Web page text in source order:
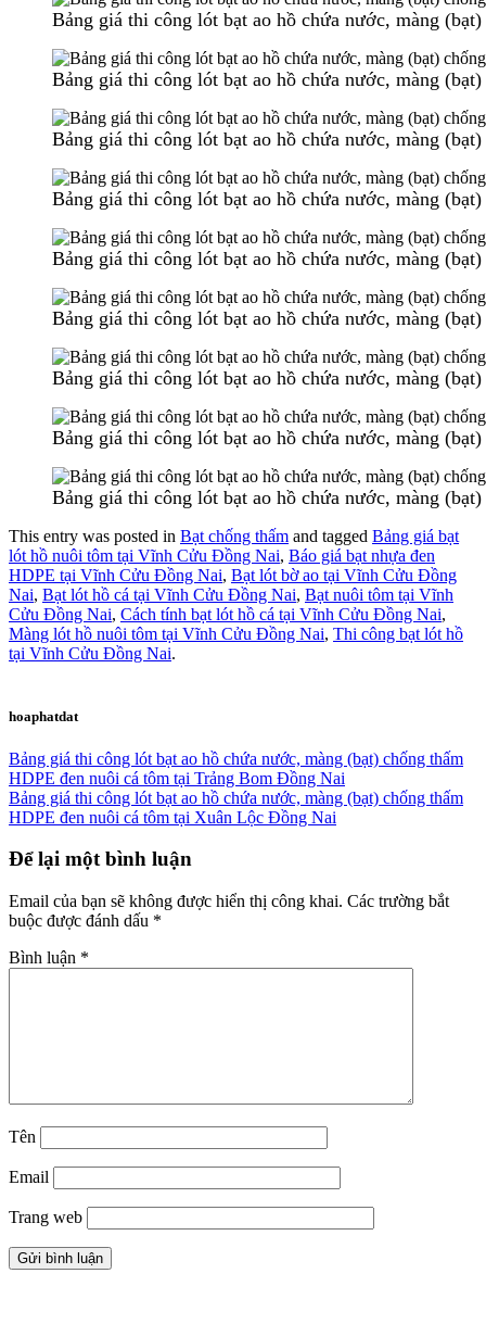
Bảng giá thi công lót bạt ao hồ chứa nước, màng
Bảng giá thi công lót bạt ao hồ chứa nước, màng
Bảng giá thi công lót bạt ao hồ chứa nước, màng
Bảng giá thi công lót bạt ao hồ chứa nước, màng
Bảng giá thi công lót bạt ao hồ chứa nước, màng
Bảng giá thi công lót bạt ao hồ chứa nước, màng
Bảng giá thi công lót bạt ao hồ chứa nước, màng
Bảng giá thi công lót bạt ao hồ chứa nước, màng
Bảng giá thi công lót bạt ao hồ chứa nước, màng
This entry was posted in Bạt chống thấm and tagged Bảng giá bạt
lót hồ nuôi tôm tại Vĩnh Cửu Đồng Nai, Báo giá bạt nhựa đen
HDPE tại Vĩnh Cửu Đồng Nai, Bạt lót bờ ao tại Vĩnh Cửu Đồng
Nai, Bạt lót hồ cá tại Vĩnh Cửu Đồng Nai, Bạt nuôi tôm tại Vĩnh
Cửu Đồng Nai, Cách tính bạt lót hồ cá tại Vĩnh Cửu Đồng Nai,
Màng lót hồ nuôi tôm tại Vĩnh Cửu Đồng Nai, Thi công bạt lót hồ
tại Vĩnh Cửu Đồng Nai.
hoaphatdat
Bảng giá thi công lót bạt ao hồ chứa nước, màng (bạt) chống thấm
HDPE đen nuôi cá tôm tại Trảng Bom Đồng Nai
Bảng giá thi công lót bạt ao hồ chứa nước, màng (bạt) chống thấm
HDPE đen nuôi cá tôm tại Xuân Lộc Đồng Nai
Để lại một bình luận
Email của bạn sẽ không được hiển thị công khai. Các trường bắt
buộc được đánh dấu *
Bình luận *
Tên
Email
Trang web